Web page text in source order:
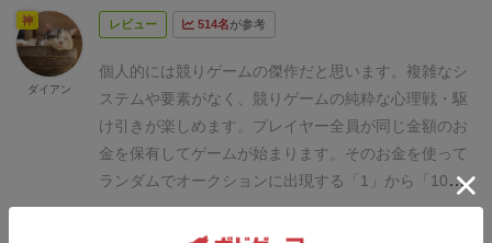
場に公開していきます。同額の宣言はできないので、
取られたくなければさらにカードを追加して競りを続
けていきます。 もうムリだと思ったらいつでも降りて
もいいので、どこまで競りあうかが勝負になるわけで
すね。 １人以外全員降りたら、その落札者がそのお金
を払ってカードを得てゆくのです。基本的にこの繰り
返し。 ちなみにこの手持ちのお金は全部額が違うの
えば3人プレイなら17点くらいあれば勝負できるだろ
ない。それを一番使い込んでる人より少ない出費にな
るよう調整しながら集めていけば良い。 1戦目は3人
プレイだったため、資産カード1枚200億を目処にして
競り上げていく。小さい得点の資産は100億前後、大
きい得点の資産は200億前後から始めて、相手に落札
枚4倍、3枚8倍にする4.1/2タイルは得点を半分にす
る(端数はそのまま)
があっても、貧乏人には用はない。即刻除名だ。
あ準備はいいか？
俺は出来ている。 ==== っていう感じ
の競りゲームですが、 所持金が増えないため最初の配
られた金額で競りを行う洗面器ゲームと考えたほうが
よい。 タイルをただ独占できても、所持金が一番少な
ければ脱落する。
つまり、タイルを買う。人には金を
レビュー 514名が参考
個人的には競りゲームの傑作だと思います。 複雑なシ
ステムや要素がなく、競りゲームの純粋な心理戦・駆
け引きが楽しめます。 プレイヤー全員が同じ金額のお
金を保有してゲームが始まります。そのお金を使って
ランダムでオークションに出現する「1」から「10」
の得点カードを競り合います（最後まで出現しない数
字カードもあります）。【ざっくりした内容】
神
ダイアン